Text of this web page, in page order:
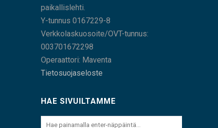
paikallislehti.
Y-tunnus 0167229-8
Verkkolaskuosoite/OVT-tunnus:
003701672298
Operaattori: Maventa
Tietosuojaseloste
HAE SIVUILTAMME